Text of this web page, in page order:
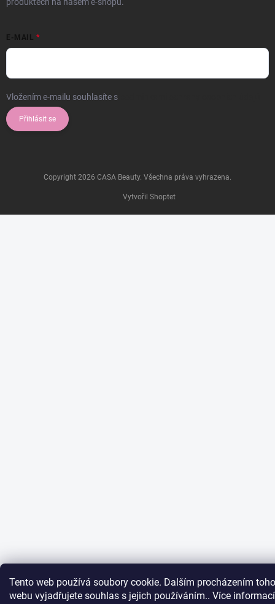
Tento web používá soubory cookie. Dalším procházením
webu vyjadřujete souhlas s jejich používáním.. Více informací
produktech na našem e-shopu.
E-MAIL
Vložením e-mailu souhlasíte s
Přihlásit se
Vytvořil Shoptet
Copyright 2026 CASA Beauty. Všechna práva vyhrazena.